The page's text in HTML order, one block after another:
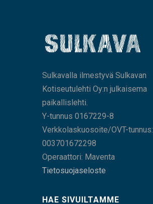
Sulkavalla ilmestyvä Sulkavan
Kotiseutulehti Oy:n julkaisema
paikallislehti.
Y-tunnus 0167229-8
Verkkolaskuosoite/OVT-tunnus:
003701672298
Operaattori: Maventa
Tietosuojaseloste
HAE SIVUILTAMME